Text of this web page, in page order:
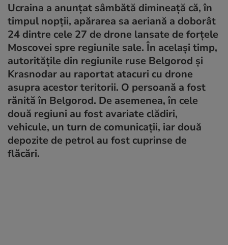
Ucraina a anunțat sâmbătă dimineață că, în
timpul nopții, apărarea sa aeriană a doborât
24 dintre cele 27 de drone lansate de forțele
Moscovei spre regiunile sale. În același timp,
autoritățile din regiunile ruse Belgorod și
Krasnodar au raportat atacuri cu drone
asupra acestor teritorii. O persoană a fost
rănită în Belgorod. De asemenea, în cele
două regiuni au fost avariate clădiri,
vehicule, un turn de comunicații, iar două
depozite de petrol au fost cuprinse de
flăcări.